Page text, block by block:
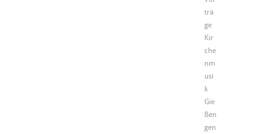
trä
ge
Kir
che
nm
usi
k
Gie
ßen
gen